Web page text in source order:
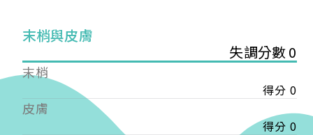
末梢與皮膚
失調分數 0
末梢
得分 0
皮膚
得分 0
入會費新臺幣3000元，於會員入會時繳納；常年會
費3000元，於每年度繳納。
戶名: 社團法人台灣自律神經健康培訓暨發展協會
帳號: 003-03-501566-2
銀行: (013) 國泰世華 南京東路分行